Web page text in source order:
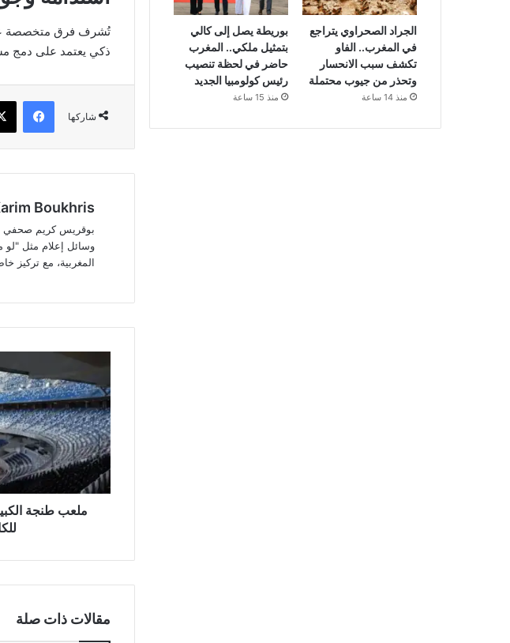
تُشرف فرق متخصصة على
ذكي يعتمد على دمج
شاركها
Boukhris
بوقريس كريم صحفي
وسائل إعلام مثل "لو
المغربية، مع تركيز
الكبير
جاهز
نهاية
شتنبر
استعداداً
للكان
والمونديال
ملعب طنجة
مقالات ذات صلة
الجراد الصحراوي يتراجع
في المغرب.. الفاو
تكشف سبب الانحسار
وتحذر من جيوب محتملة
منذ 14 ساعة
بوريطة يصل إلى كالي
بتمثيل ملكي.. المغرب
حاضر في لحظة تنصيب
رئيس كولومبيا الجديد
منذ 15 ساعة